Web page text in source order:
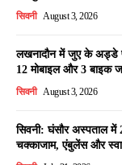
सिवनी August 3, 2026
लखनादौन में जुए के अड्डे
12 मोबाइल और 3 बाइक
सिवनी August 3, 2026
सिवनी: घंसौर अस्पताल
चक्काजाम, एंबुलेंस और